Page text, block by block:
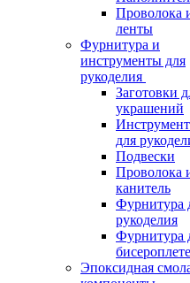
Проволока
ленты
Фурнитура и
инструменты для
рукоделия
Заготовки
украшений
для
Подвески
Проволока
канитель
Фурнитура
рукоделия
Фурнитура
Эпоксидная